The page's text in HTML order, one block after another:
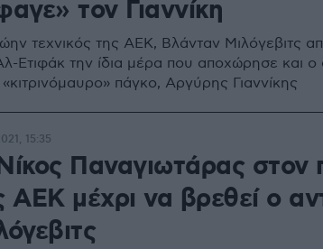
τον Γιαννίκη
τεχνικός της ΑΕΚ, Βλάνταν Μιλόγεβιτς
Ετιφάκ την ίδια μέρα που αποχώρησε και ο
πάγκο, Αργύρης Γιαννίκης
Παναγιωτάρας στον
ΑΕΚ μέχρι να βρεθεί ο
15:35